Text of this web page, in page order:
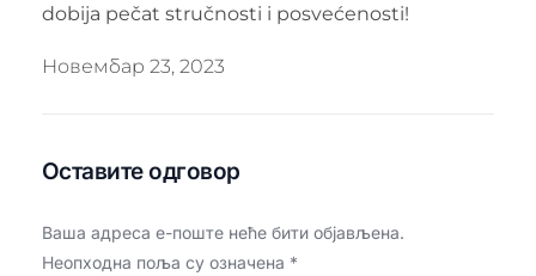
dobija pečat stručnosti i posvećenosti!
Новембар 23, 2023
Оставите одговор
Ваша адреса е-поште неће бити објављена.
Неопходна поља су означена *